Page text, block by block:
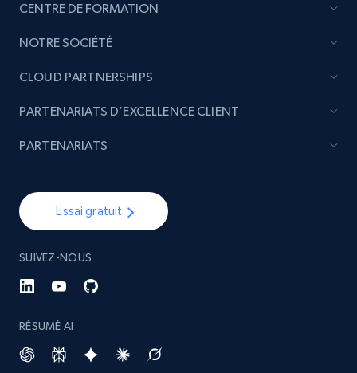
CENTRE DE FORMATION
NOTRE SOCIÉTÉ
Essai gratuit
SUIVEZ-NOUS
RÉSUMÉ AI
CLOUD PARTNERSHIPS
PARTENARIATS D’EXCELLENCE CLIENT
PARTENARIATS